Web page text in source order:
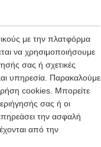
με την πλατφόρμα
να χρησιμοποιήσουμε
σας ή σχετικές
υπηρεσία. Παρακαλούμε
cookies. Μπορείτε
σας ή οι
την ασφαλή
από την